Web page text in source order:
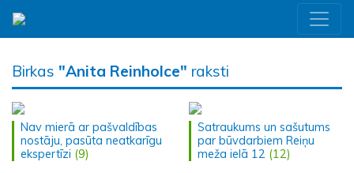
Birkas "Anita Reinholce" raksti
Nav mierā ar pašvaldības
nostāju, pasūta neatkarīgu
ekspertīzi (9)
Satraukums un sašutums
par būvdarbiem Reiņu
meža ielā 12 (12)